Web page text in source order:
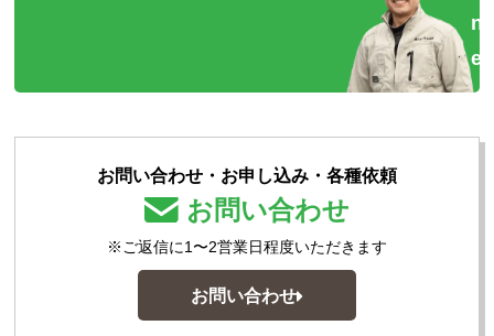
n
et
お問い合わせ・お申し込み・各種依頼
お問い合わせ
※ご返信に1〜2営業日程度いただきます
お問い合わせ